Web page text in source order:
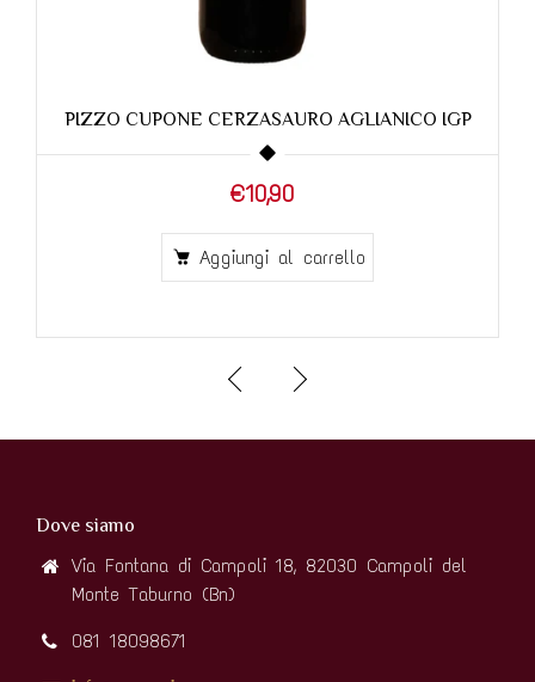
PIZZO CUPONE CERZASAURO AGLIANICO IGP
€10,90
Aggiungi al carrello
Dove siamo
Via Fontana di Campoli 18, 82030 Campoli del
Monte Taburno (Bn)
081 18098671